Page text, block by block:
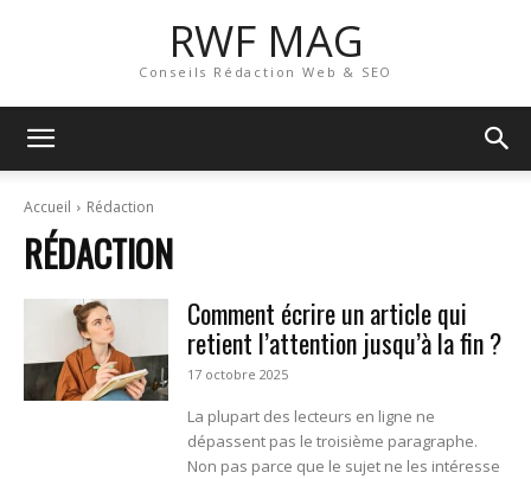
RWF MAG
Conseils Rédaction Web & SEO
Accueil Rédaction
RÉDACTION
Comment écrire un article qui
retient l’attention jusqu’à la fin ?
17 octobre 2025
La plupart des lecteurs en ligne ne
dépassent pas le troisième paragraphe.
Non pas parce que le sujet ne les intéresse